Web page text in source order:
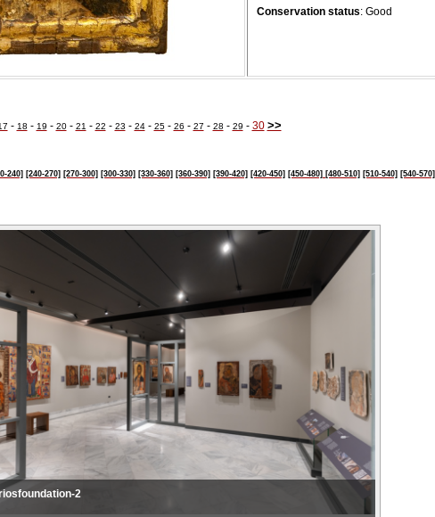
Conservation status: Good
- 18 - 19 - 20- 21 - 22 - 23 - 24- 25- 26 - 27 - 28 - 29 - 30 >>
240] [240-270] [270-300] [300-330] [330-360] [360-390] [390-420] [420-450] [450-480] [480-510] [510-540] [540-570]
2
3